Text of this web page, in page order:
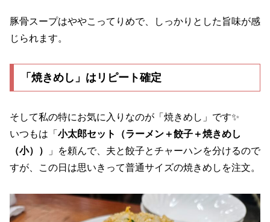
豚骨スープはややこってりめで、しっかりとした旨味が感
じられます。
「焼きめし」はリピート確定
そして私の特にお気に入りなのが「焼きめし」です✨
いつもは「 小太郎セット（ラーメン＋餃子＋焼きめし
（小））
」を頼んで、夫と餃子とチャーハンを分けるので
すが、この日は思いきって普通サイズの焼きめしを注文。